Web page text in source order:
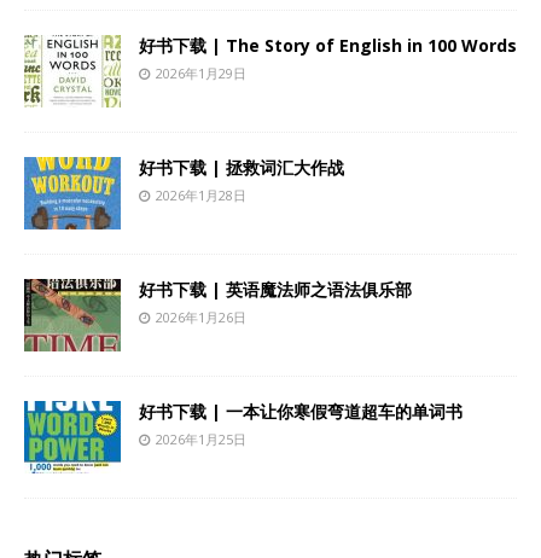
好书下载 | The Story of English in 100 Words
2026年1月29日
好书下载 | 拯救词汇大作战
2026年1月28日
好书下载 | 英语魔法师之语法俱乐部
2026年1月26日
好书下载 | 一本让你寒假弯道超车的单词书
2026年1月25日